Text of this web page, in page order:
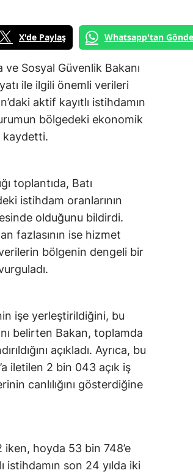
X'de Paylaş Whatsapp'tan
ve Sosyal Güvenlik Bakanı
ile ilgili önemli verileri
aktif kayıtlı istihdamın
bölgedeki ekonomik
kaydetti.
toplantıda, Batı
istihdam oranlarının
olduğunu bildirdi.
fazlasının ise hizmet
bölgenin dengeli bir
işe yerleştirildiğini, bu
belirten Bakan, toplamda
açıkladı. Ayrıca, bu
iletilen 2 bin 043 açık iş
canlılığını gösterdiğine
iken, hoyda 53 bin 748’e
istihdamın son 24 yılda iki